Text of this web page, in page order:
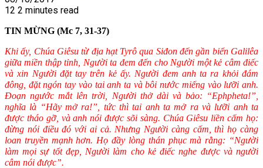
12 2 minutes read
TIN MỪNG (Mc 7, 31-37)
Khi ấy, Chúa Giêsu từ địa hạt Tyrô qua Siđon đến gần biển Galilêa
giữa miền thập tỉnh, Người ta đem đến cho Người một kẻ câm điếc
và xin Người đặt tay trên kẻ ấy. Người đem anh ta ra khỏi đám
đông, đặt ngón tay vào tai anh ta và bôi nước miếng vào lưỡi anh.
Đoạn ngước mắt lên trời, Người thở dài và bảo: “Ephpheta!”,
nghĩa là “Hãy mở ra!”, tức thì tai anh ta mở ra và lưỡi anh ta
được tháo gỡ, và anh nói được sõi sàng. Chúa Giêsu liền cấm họ:
đừng nói điều đó với ai cả. Nhưng Người càng cấm, thì họ càng
loan truyền mạnh hơn. Họ đầy lòng thán phục mà rằng: “Người
làm mọi sự tốt đẹp, Người làm cho kẻ điếc nghe được và người
câm nói được”.